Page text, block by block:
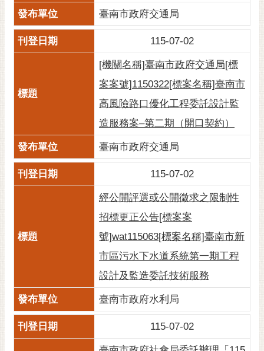
網
導
RSS
閱
電
子
報
箱
日
本
語
隱
臺南市政府交通局
115-07-02
[機關名稱]臺南市政府交通局[標
案案號]1150322[標案名稱]臺南市
高風險路口優化工程委託設計監
造服務案–第二期（開口契約）
臺南市政府交通局
115-07-02
經公開評選或公開徵求之限制性
招標更正公告[標案案
號]wat115063[標案名稱]臺南市新
市區污水下水道系統第一期工程
設計及監造委託技術服務
臺南市政府水利局
115-07-02